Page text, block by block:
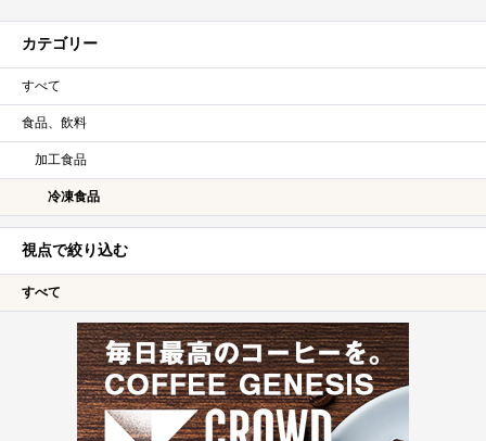
カテゴリー
すべて
食品、飲料
加工食品
冷凍食品
視点で絞り込む
すべて